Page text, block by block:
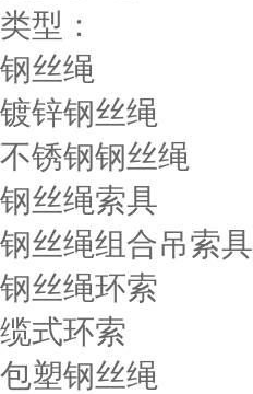
类型：
钢丝绳
镀锌钢丝绳
不锈钢钢丝绳
钢丝绳索具
钢丝绳组合吊索具
钢丝绳环索
缆式环索
包塑钢丝绳